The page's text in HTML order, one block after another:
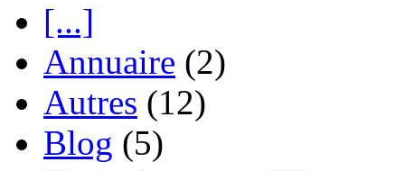
[...]
Annuaire (2)
Autres (12)
Blog (5)